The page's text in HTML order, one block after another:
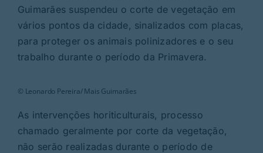
Jornal
For:
Guimarães suspendeu o corte de vegetação em
vários pontos da cidade, sinalizados com placas,
para proteger os animais polinizadores e o seu
trabalho durante o período da Primavera.
© Leonardo Pereira/ Mais Guimarães
As intervenções horiticulturais, processo
chamado geralmente por corte da vegetação,
não serão realizadas durante o período de